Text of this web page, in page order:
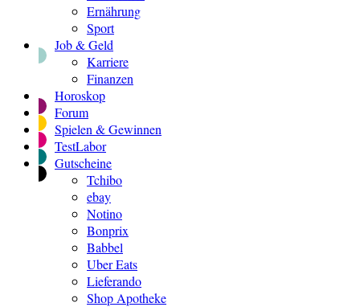
Ernährung
Sport
Job & Geld
Karriere
Finanzen
Horoskop
Forum
Spielen & Gewinnen
TestLabor
Gutscheine
Tchibo
ebay
Notino
Bonprix
Babbel
Uber Eats
Lieferando
Shop Apotheke